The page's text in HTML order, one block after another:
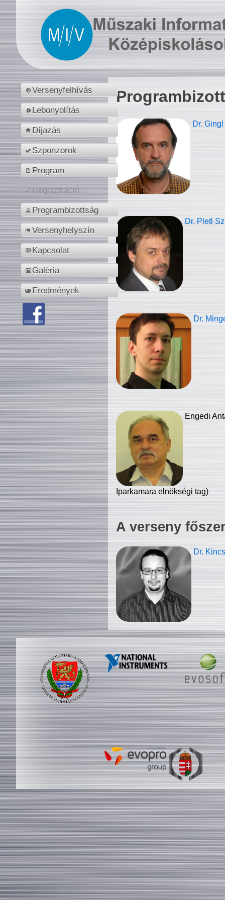
Versenyfelhívás
Lebonyolítás
Díjazás
Szponzorok
Program
Regisztráció
Programbizottság
Versenyhelyszín
Kapcsolat
Galéria
Eredmények
Dr.
Dr. Pletl
Dr.
Engedi
Iparkamara elnökségi tag)
A verseny
Dr.